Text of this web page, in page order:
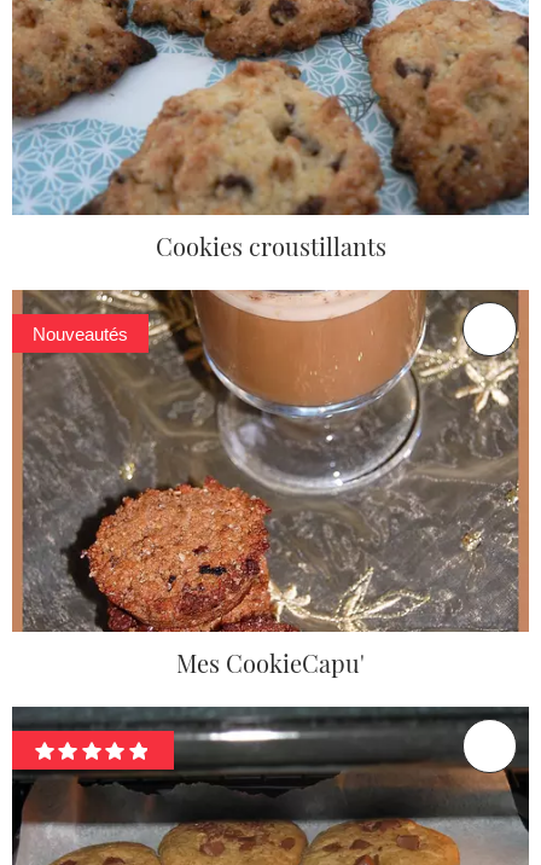
Cookies croustillants
Nouveautés
Mes CookieCapu'